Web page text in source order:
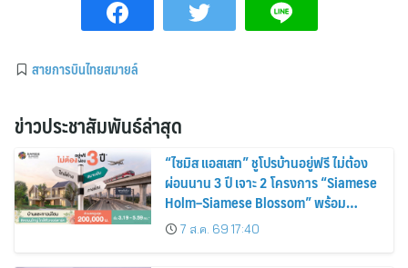
สายการบินไทยสมายล์
ข่าวประชาสัมพันธ์ล่าสุด
“ไซมิส แอสเสท” ชูโปรบ้านอยู่ฟรี ไม่ต้อง
ผ่อนนาน 3 ปี เจาะ 2 โครงการ “Siamese
Holm–Siamese Blossom” พร้อม
ส่วนลดและสิทธิพิเศษถึง 31 สิงหาคม
2569
7 ส.ค. 69 17:40